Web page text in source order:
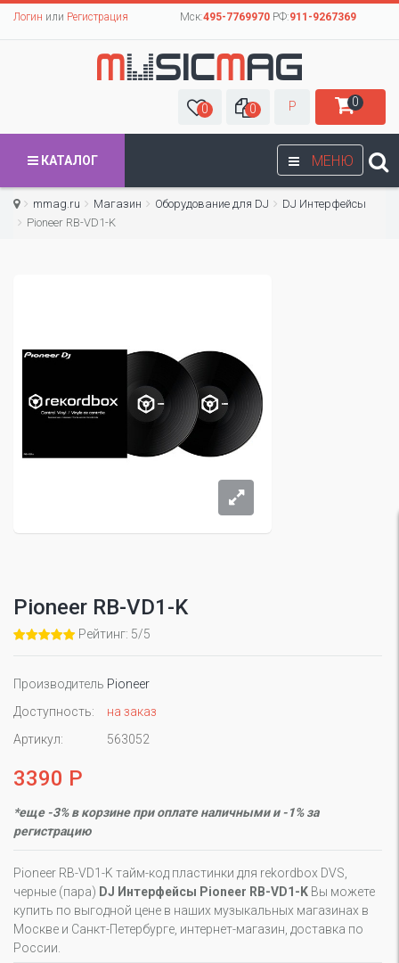
Логин или Регистрация Мск:495-7769970РФ:911-9267369
0 0 Р 0
МЕНЮ
КАТАЛОГ
mmag.ru Магазин Оборудование для DJ
DJ Интерфейсы
Pioneer RB-VD1-K
Pioneer RB-VD1-K
Рейтинг: 5/5
Производитель Pioneer
Доступность:
на заказ
Артикул:
563052
3390 Р
*еще -3% в корзине при оплате наличными и -1% за
регистрацию
Pioneer RB-VD1-K тайм-код пластинки для rekordbox DVS,
черные (пара) DJ Интерфейсы Pioneer RB-VD1-K Вы можете
купить по выгодной цене в наших музыкальных магазинах в
Москве и Санкт-Петербурге, интернет-магазин, доставка по
России.